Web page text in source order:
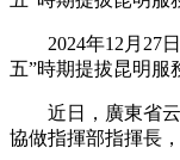
2024年12月27日
五”時期提拔昆明服
近日，廣東省云
協做指揮部指揮長